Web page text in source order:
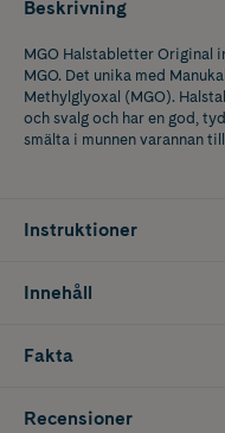
Beskrivning
MGO Halstabletter Original
MGO. Det unika med
Methylglyoxal (MGO).
och svalg och har en god,
smälta i munnen varannan
Instruktioner
Innehåll
Fakta
Recensioner